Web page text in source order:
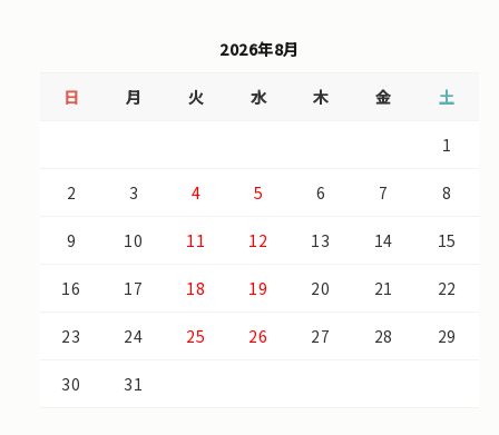
2026年8月
日 月 火 水 木 金 土
1
2 3 4 5 6 7 8
9 10 11 12 13 14 15
16 17 18 19 20 21 22
23 24 25 26 27 28 29
30 31